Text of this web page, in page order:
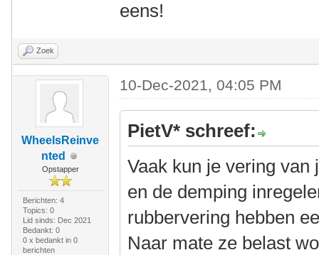
eens!
Zoek
WheelsReinve
nted
Opstapper
Berichten: 4
Topics: 0
Lid sinds: Dec 2021
Bedankt: 0
0 x bedankt in 0
berichten
10-Dec-2021, 04:05 PM
PietV* schreef:
Vaak kun je vering
en de demping
rubbervering hebben
Naar mate ze belast